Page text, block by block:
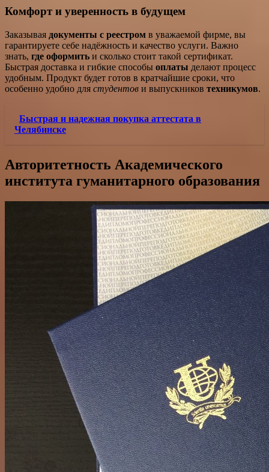
Комфорт и уверенность в будущем
Заказывая документы с реестром в уважаемой фирме, вы
гарантируете себе надёжность и качество услуги. Важно
знать, где оформить и сколько стоит такой сертификат.
Быстрая доставка и гибкие способы оплаты делают процесс
удобным. Продукт будет готов в кратчайшие сроки, что
особенно удобно для студентов и выпускников техникумов.
Быстрая и надежная покупка аттестата в
Челябинске
Авторитетность Академического
института гуманитарного образования